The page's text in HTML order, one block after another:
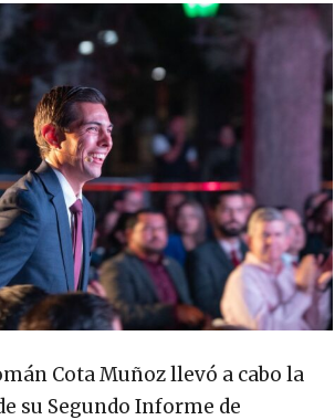
Cota Muñoz llevó a cabo la
su Segundo Informe de